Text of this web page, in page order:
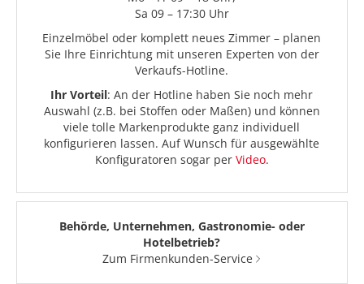
Sa 09 – 17:30 Uhr
Einzelmöbel oder komplett neues Zimmer – planen
Sie Ihre Einrichtung mit unseren Experten von der
Verkaufs-Hotline.
Ihr Vorteil: An der Hotline haben Sie noch mehr
Auswahl (z.B. bei Stoffen oder Maßen) und können
viele tolle Markenprodukte ganz individuell
konfigurieren lassen. Auf Wunsch für ausgewählte
Konfiguratoren sogar per Video.
Behörde, Unternehmen, Gastronomie- oder
Hotelbetrieb?
Zum Firmenkunden-Service